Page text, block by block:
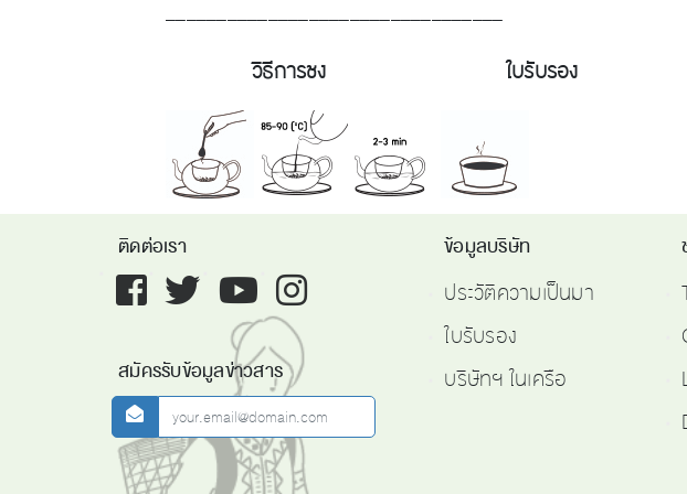
_________________________________
วิธีการชง ใบรับรอง
ติดต่อเรา
Facebook twitter youtube instagram
สมัครรับข้อมูลข่าวสาร
newsletter
ข้อมูลบริษัท
ประวัติความเป็นมา
ใบรับรอง
บริษัทฯ ในเครือ